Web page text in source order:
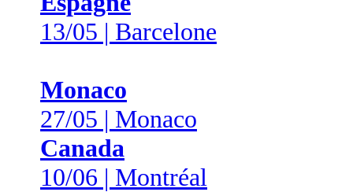
13/05 | Barcelone
Monaco
27/05 | Monaco
Canada
10/06 | Montréal